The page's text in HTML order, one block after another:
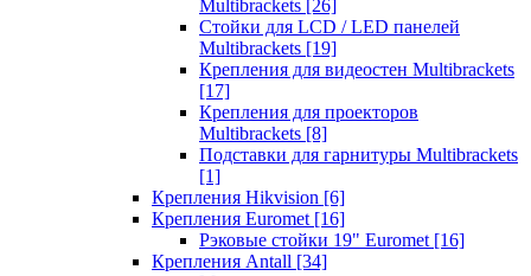
Multibrackets [26]
Стойки для LCD / LED панелей
Multibrackets [19]
Крепления для видеостен Multibrackets
[17]
Крепления для проекторов
Multibrackets [8]
Подставки для гарнитуры Multibrackets
[1]
Крепления Hikvision [6]
Крепления Euromet [16]
Рэковые стойки 19" Euromet [16]
Крепления Antall [34]